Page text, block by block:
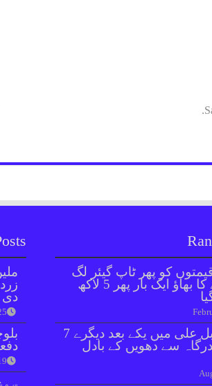
دی
دفعہ 144
کو پھر ٹاپ گیئر لگ
گیافی تولے کا بھاؤ ایک بار پھر 5 لاکھ
دبئی کے جبل علی میں یکے بعد دیگرے 7
سے دھویں کے بادل